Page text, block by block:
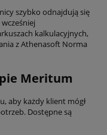
szybko odnajdują się
kalkulacyjnych,
z Athenasoft Norma
Meritum
aby każdy klient mógł
Dostępne są